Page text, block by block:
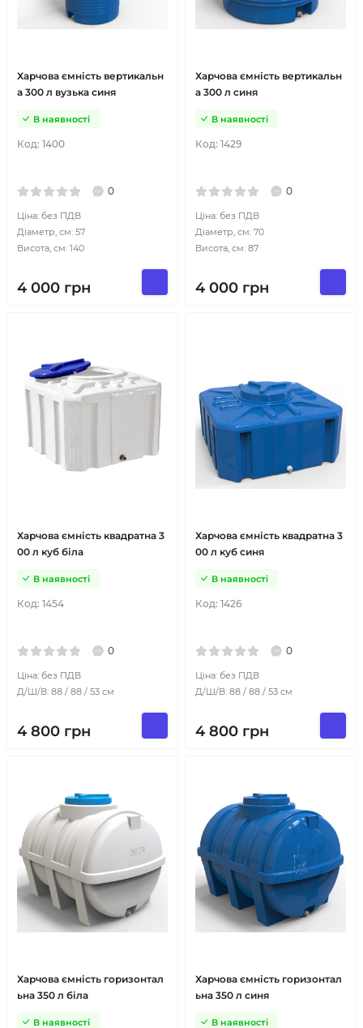
Харчова ємність вертикальн
а 300 л вузька синя
Код: 1400
В наявності
0
Ціна: без ПДВ
Діаметр, см: 57
Висота, см: 140
4 000 грн
Харчова ємність вертикальн
а 300 л синя
Код: 1429
В наявності
0
Ціна: без ПДВ
Діаметр, см: 70
Висота, см: 87
4 000 грн
Харчова ємність квадратна 3
00 л куб біла
Код: 1454
В наявності
0
Ціна: без ПДВ
Д/Ш/В: 88 / 88 / 53 см
4 800 грн
Харчова ємність квадратна 3
00 л куб синя
Код: 1426
В наявності
0
Ціна: без ПДВ
Д/Ш/В: 88 / 88 / 53 см
4 800 грн
Харчова ємність горизонтал
ьна 350 л біла
В наявності
Харчова ємність горизонтал
ьна 350 л синя
В наявності